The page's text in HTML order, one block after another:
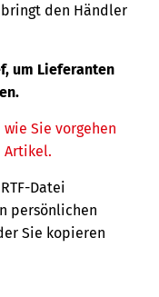
bringt den Händler
um Lieferanten
Sie vorgehen
Artikel.
Datei
persönlichen
Sie kopieren